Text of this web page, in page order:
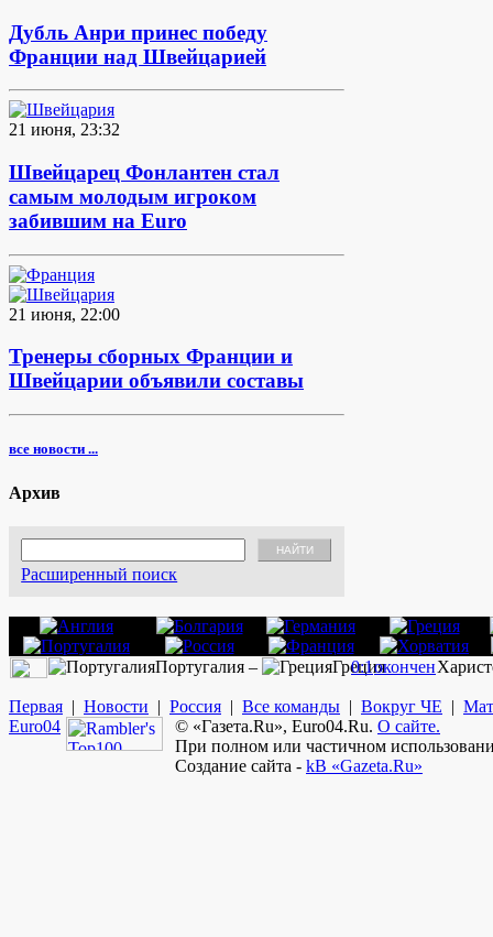
Дубль Анри принес победу
Франции над Швейцарией
21 июня, 23:32
Швейцарец Фонлантен стал
самым молодым игроком
забившим на Euro
21 июня, 22:00
Тренеры сборных Франции и
Швейцарии объявили составы
все новости ...
Архив
Расширенный поиск
Португалия – Греция
0:1окончен
Первая | Новости | Россия | Все команды | Вокруг ЧЕ |
Euro04 © «Газета.Ru», Euro04.Ru. О сайте.
При полном или частичном
Создание сайта - kB «Gazeta.Ru»